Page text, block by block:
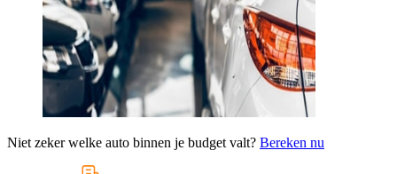
Niet zeker welke auto binnen je budget valt? Bereken nu